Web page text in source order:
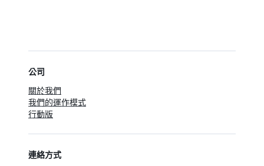
公司
關於我們
我們的運作模式
行動版
連絡方式